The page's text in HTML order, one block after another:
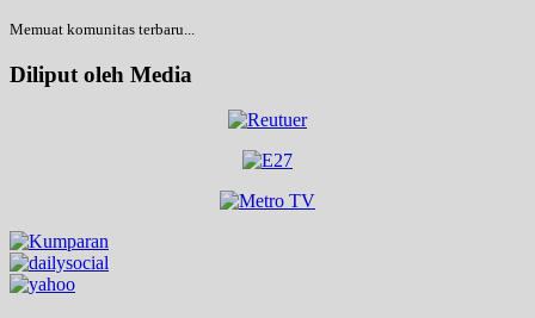
Memuat komunitas terbaru...
Diliput oleh Media